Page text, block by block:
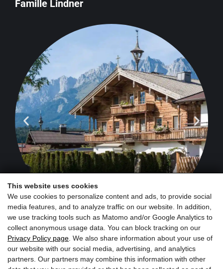
This website uses cookies
We use cookies to personalize content and ads, to provide social
media features, and to analyze traffic on our website. In addition,
we use tracking tools such as Matomo and/or Google Analytics to
collect anonymous usage data. You can block tracking on our
Privacy Policy page . We also share information about your use of
our website with our social media, advertising, and analytics
partners. Our partners may combine this information with other
Famille Lindner
Schörgerer
Ferme & Magasin
de la ferme
Inscrivez-vous maintenant à la newsletter